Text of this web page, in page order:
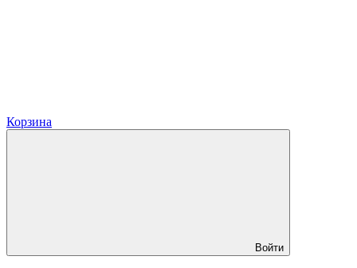
Корзина
Войти